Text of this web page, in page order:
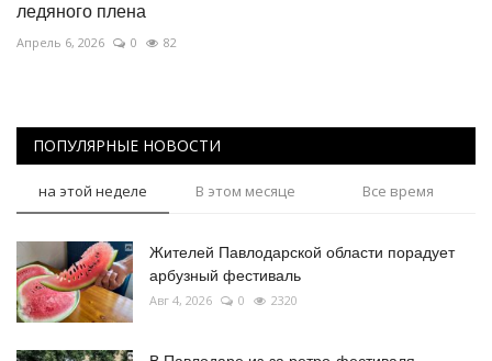
ледяного плена
Апрель 6, 2026 0 82
ПОПУЛЯРНЫЕ НОВОСТИ
на этой неделе В этом месяце Все время
Жителей Павлодарской области порадует
арбузный фестиваль
Авг 4, 2026 0 2320